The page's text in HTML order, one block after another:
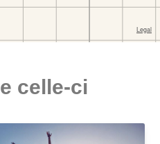
celle-ci